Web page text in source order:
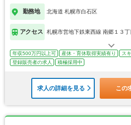
勤務地 北海道 札幌市白石区
アクセス 札幌市営地下鉄東西線 南郷１３丁
年収500万円以上可 産休・育休取得実績有り ス
登録販売者の求人
積極採用中
求人の詳細を見る この